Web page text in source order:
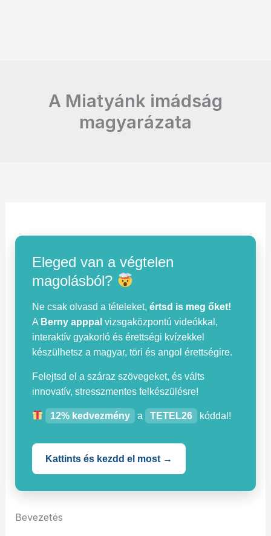
A Miatyánk imádság
magyarázata
Eleged van a végtelen
magolásból?
Ne csak olvasd a tételeket,értsd is meg őket!
A Berny apppal vizsgaközpontú videókkal,
interaktív gyakorló és érettségi kvízekkel
készülhetsz a magyar, töri és angol érettségire.
Felejtsd el a száraz szövegeket, és válts
innovatív, stresszmentes felkészülésre!
12% kedvezmény a TETEL26 kóddal!
Kattints és kezdd el most →
Bevezetés